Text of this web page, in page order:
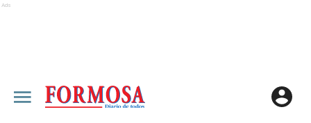
Ads